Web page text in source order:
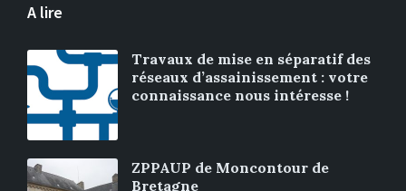
A lire
Travaux de mise en séparatif des
réseaux d’assainissement : votre
connaissance nous intéresse !
ZPPAUP de Moncontour de
Bretagne